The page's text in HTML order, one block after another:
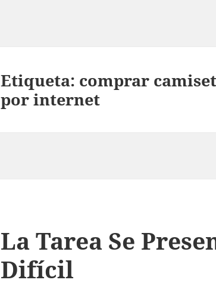
Etiqueta: comprar
por internet
La Tarea Se
Difícil